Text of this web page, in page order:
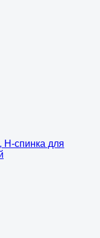
Н-спинка для